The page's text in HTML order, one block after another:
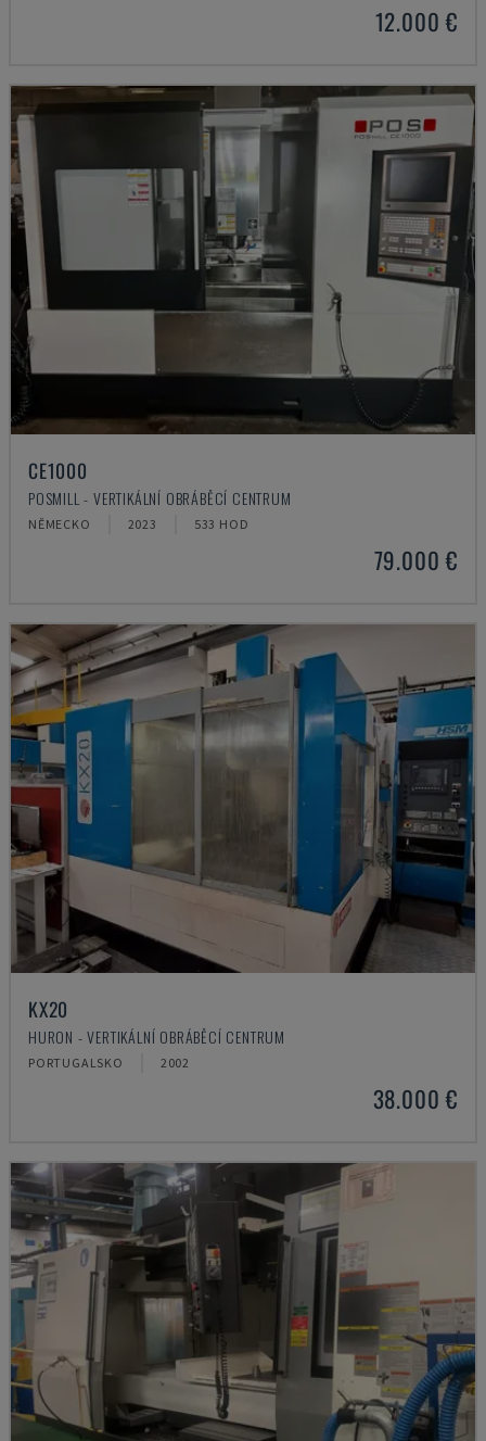
12.000 €
CE1000
POSMILL - VERTIKÁLNÍ OBRÁBĚCÍ CENTRUM
NĚMECKO 2023 533 HOD
79.000 €
KX20
HURON - VERTIKÁLNÍ OBRÁBĚCÍ CENTRUM
PORTUGALSKO 2002
38.000 €